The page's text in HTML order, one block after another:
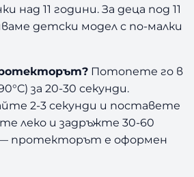
над 11 години. За деца под 11
детски модел с по-малки
Потопете го в
за 20-30 секунди.
2-3 секунди и поставете
леко и задръжте 30-60
— протекторът е оформен